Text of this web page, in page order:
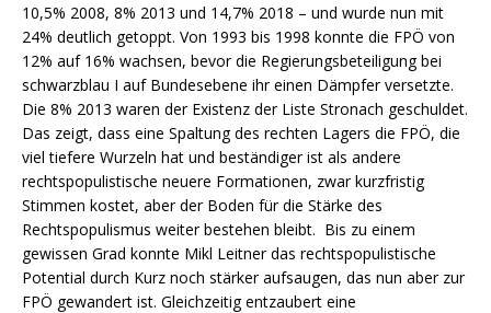
10,5% 2008, 8% 2013 und 14,7% 2018 – und wurde nun mit
24% deutlich getoppt. Von 1993 bis 1998 konnte die FPÖ von
12% auf 16% wachsen, bevor die Regierungsbeteiligung bei
schwarzblau I auf Bundesebene ihr einen Dämpfer versetzte.
Die 8% 2013 waren der Existenz der Liste Stronach geschuldet.
Das zeigt, dass eine Spaltung des rechten Lagers die FPÖ, die
viel tiefere Wurzeln hat und beständiger ist als andere
rechtspopulistische neuere Formationen, zwar kurzfristig
Stimmen kostet, aber der Boden für die Stärke des
Rechtspopulismus weiter bestehen bleibt. Bis zu einem
gewissen Grad konnte Mikl Leitner das rechtspopulistische
Potential durch Kurz noch stärker aufsaugen, das nun aber zur
FPÖ gewandert ist. Gleichzeitig entzaubert eine